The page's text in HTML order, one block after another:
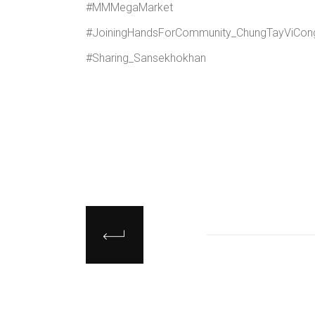
#MMMegaMarket
#Sharing_Sansekhokhan